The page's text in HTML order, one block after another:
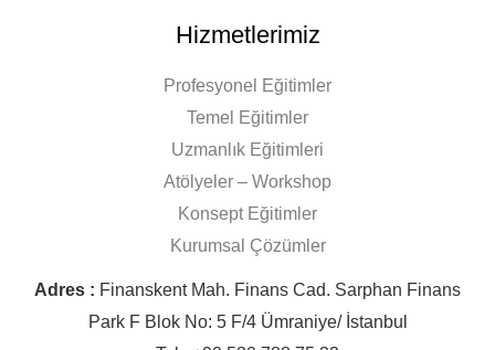
Hizmetlerimiz
Profesyonel Eğitimler
Temel Eğitimler
Uzmanlık Eğitimleri
Atölyeler – Workshop
Konsept Eğitimler
Kurumsal Çözümler
Adres : Finanskent Mah. Finans Cad. Sarphan Finans
Park F Blok No: 5 F/4 Ümraniye/ İstanbul